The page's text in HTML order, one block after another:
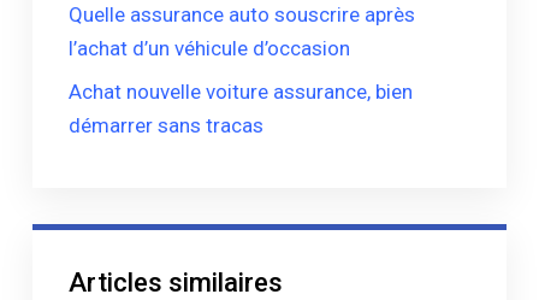
Quelle assurance auto souscrire après
l’achat d’un véhicule d’occasion
Achat nouvelle voiture assurance, bien
démarrer sans tracas
Articles similaires